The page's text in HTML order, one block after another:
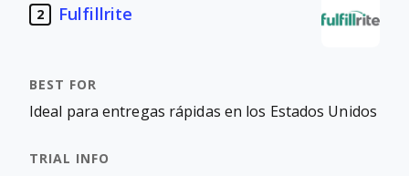
2 Fulfillrite
Ideal para entregas rápidas en los Estados Unidos